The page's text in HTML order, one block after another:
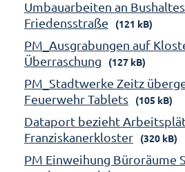
Umbauarbeiten an
Friedensstraße
(121 kB)
PM_Ausgrabungen auf
Überraschung
(127 kB)
PM_Stadtwerke Zeitz
Feuerwehr Tablets
(105 kB)
Dataport bezieht
Franziskanerkloster
(320 kB)
PM Einweihung Büroräume